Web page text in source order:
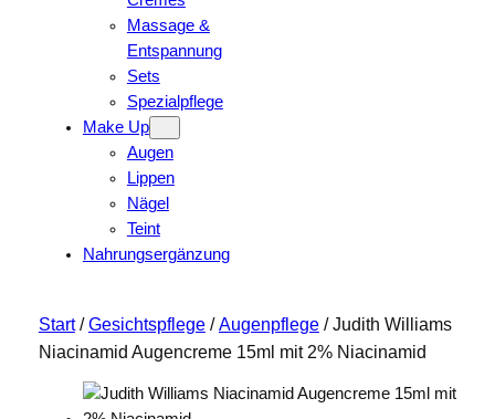
Massage &
Entspannung
Sets
Spezialpflege
Make Up
Augen
Lippen
Nägel
Teint
Nahrungsergänzung
Start/Gesichtspflege/Augenpflege/ Judith Williams
Niacinamid Augencreme 15ml mit 2% Niacinamid